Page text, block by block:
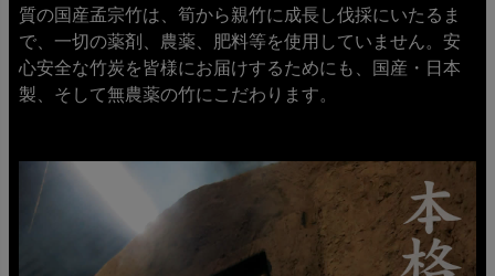
質の国産孟宗竹は、筍から親竹に成長し伐採にいたるま
で、一切の薬剤、農薬、肥料等を使用していません。安
心安全な竹炭を皆様にお届けするためにも、国産・日本
製、そして無農薬の竹にこだわります。